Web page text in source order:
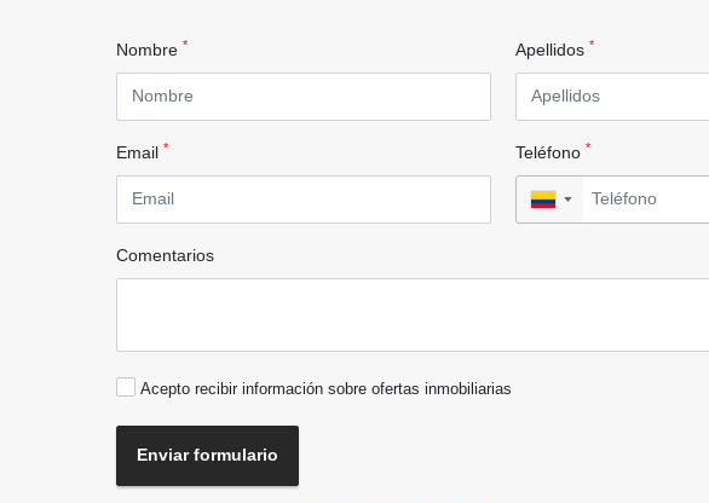
Nombre * Apellidos *
Email * Teléfono *
▼
Comentarios
Acepto recibir información sobre ofertas inmobiliarias
Enviar formulario